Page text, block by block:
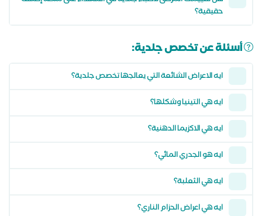
حقيقية؟
أسئلة عن تخصص جلدية:
ايه الاعراض الشائعة التي يعالجها تخصص جلدية؟
ايه هي التينيا وشكلها؟
ايه هي الاكزيما الدهنية؟
ايه هو الجدري المائي؟
ايه هي الثعلبة؟
ايه هي اعراض الحزام الناري؟